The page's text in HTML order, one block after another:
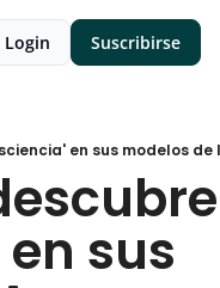
Login Suscribirse
en sus modelos de
sus